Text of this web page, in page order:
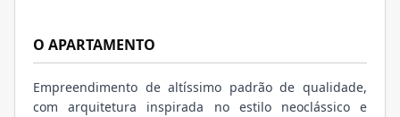
O APARTAMENTO
Empreendimento de altíssimo padrão de qualidade,
com arquitetura inspirada no estilo neoclássico e